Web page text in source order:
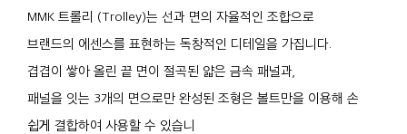
MMK 트롤리 (Trolley)는 선과 면의 자율적인 조합으로
브랜드의 에센스를 표현하는 독창적인 디테일을 가집니다.
겹겹이 쌓아 올린 끝 면이 절곡된 얇은 금속 패널과,
패널을 잇는 3개의 면으로만 완성된 조형은 볼트만을 이용해 손
쉽게 결합하여 사용할 수 있습니